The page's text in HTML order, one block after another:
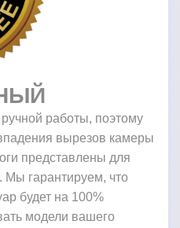
работы, поэтому
вырезов камеры
представлены для
Мы гарантируем, что
будет на 100%
модели вашего